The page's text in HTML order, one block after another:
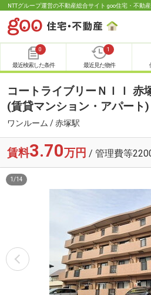
NTTグループ運営の不動産総合サイト goo住宅・不動産
0
最近検索した条件
1
最近見た物件
コートライブリーＮＩＩ 赤
(賃貸マンション・アパート)
ワンルーム / 赤塚駅
賃料3.70万円 / 管理費等
1 /14